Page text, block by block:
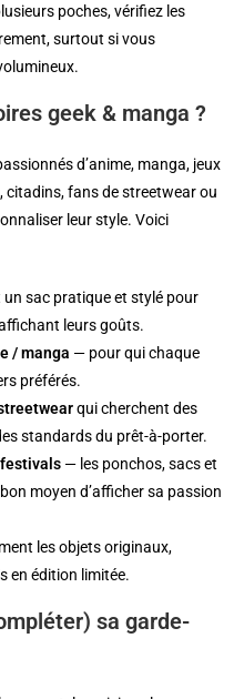
poches, vérifiez les
surtout si vous
geek & manga ?
d’anime, manga, jeux
citadins, fans de streetwear ou
leur style. Voici
sac pratique et stylé pour
leurs goûts.
/ manga — pour qui chaque
préférés.
qui cherchent des
standards du prêt-à-porter.
festivals — les ponchos, sacs et
moyen d’afficher sa passion
les objets originaux,
en édition limitée.
sa garde-